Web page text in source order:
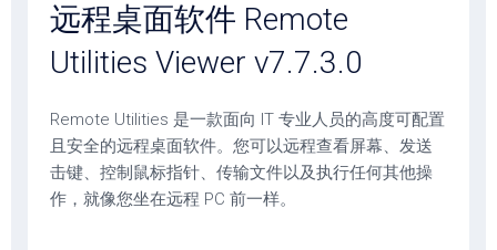
远程桌面软件 Remote
Utilities Viewer v7.7.3.0
Remote Utilities 是一款面向 IT 专业人员的高度可配置
且安全的远程桌面软件。您可以远程查看屏幕、发送
击键、控制鼠标指针、传输文件以及执行任何其他操
作，就像您坐在远程 PC 前一样。